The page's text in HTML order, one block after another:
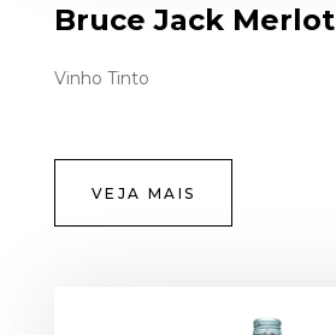
Bruce Jack Merlot
Vinho Tinto
VEJA MAIS